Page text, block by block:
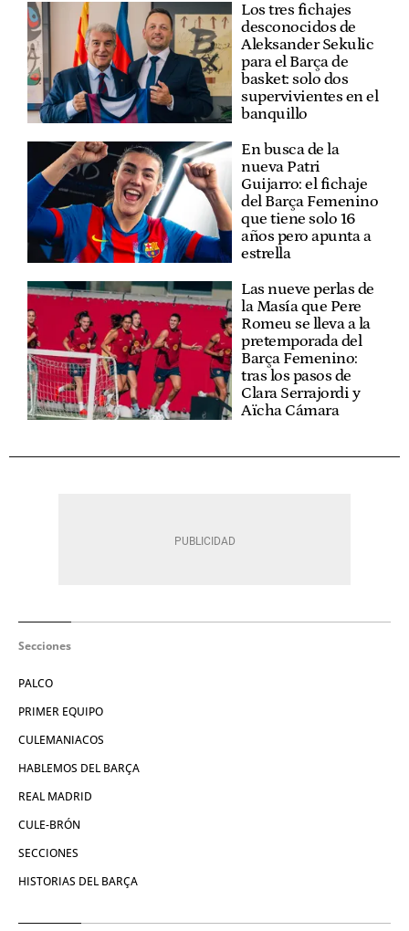
Los tres fichajes
desconocidos de
Aleksander Sekulic
para el Barça de
basket: solo dos
supervivientes en el
banquillo
En busca de la
nueva Patri
Guijarro: el fichaje
del Barça Femenino
que tiene solo 16
años pero apunta a
estrella
Las nueve perlas de
la Masía que Pere
Romeu se lleva a la
pretemporada del
Barça Femenino:
tras los pasos de
Clara Serrajordi y
Aïcha Cámara
Secciones
PALCO
PRIMER EQUIPO
CULEMANIACOS
HABLEMOS DEL BARÇA
REAL MADRID
CULE-BRÓN
SECCIONES
HISTORIAS DEL BARÇA